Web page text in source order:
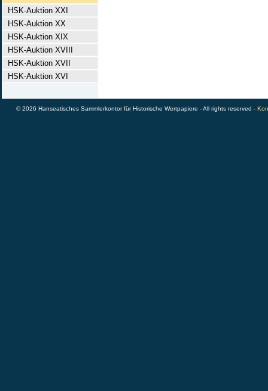
HSK-Auktion XXI
HSK-Auktion XX
HSK-Auktion XIX
HSK-Auktion XVIII
HSK-Auktion XVII
HSK-Auktion XVI
© 2026 Hanseatisches Sammlerkontor für Historische Wertpapiere - All rights reserved -